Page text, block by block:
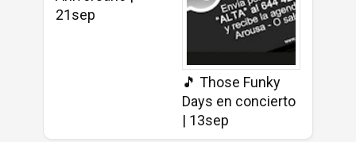
21sep
🎵 Those Funky
Days en concierto
| 13sep